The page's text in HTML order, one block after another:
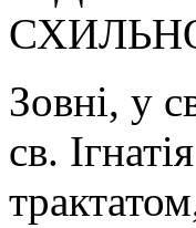
Зовні, у
св.